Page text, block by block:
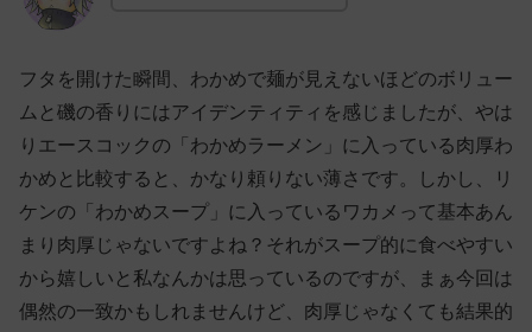
フタを開けた瞬間、わかめで麺が見えないほどのボリュー
ムと磯の香りにはアイデンティティを感じましたが、やは
りエースコックの「わかめラーメン」に入っている肉厚わ
かめと比較すると、かなり頼りない薄さです。しかし、リ
ケンの「わかめスープ」に入っているワカメって基本あん
まり肉厚じゃないですよね？それがスープ的に食べやすい
から嬉しいと私なんかは思っているのですが、まぁ今回は
偶然の一致かもしれませんけど、肉厚じゃなくても結果的